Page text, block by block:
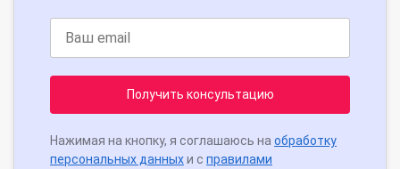
Получить консультацию
Нажимая на кнопку, я соглашаюсь на обработку
персональных данныхи с правилами